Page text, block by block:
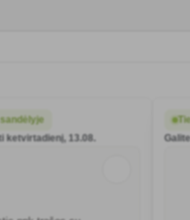
ketvirtadienį, 13.08.